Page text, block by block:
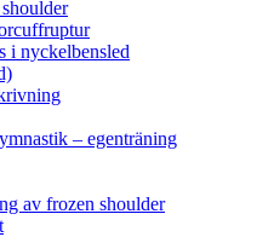
i nyckelbensled
– egenträning
av frozen shoulder